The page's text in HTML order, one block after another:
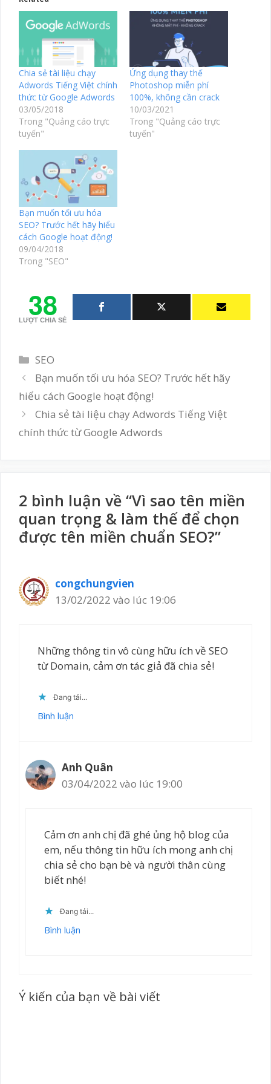
Chia sẻ tài liệu chạy
Adwords Tiếng Việt chính
thức từ Google Adwords
03/05/2018
Trong "Quảng cáo trực
tuyến"
Ứng dụng thay thế
Photoshop miễn phí
100%, không cần crack
10/03/2021
Trong "Quảng cáo trực
tuyến"
Bạn muốn tối ưu hóa
SEO? Trước hết hãy hiểu
cách Google hoạt động!
09/04/2018
Trong "SEO"
38
LƯỢT CHIA SẺ
Danh
mục
SEO
Bạn muốn tối ưu hóa SEO? Trước hết hãy
hiểu cách Google hoạt động!
Chia sẻ tài liệu chạy Adwords Tiếng Việt
chính thức từ Google Adwords
2 bình luận về “Vì sao tên miền
quan trọng & làm thế để chọn
được tên miền chuẩn SEO?”
congchungvien
13/02/2022 vào lúc 19:06
Những thông tin vô cùng hữu ích về SEO
từ Domain, cảm ơn tác giả đã chia sẻ!
Đang tải...
Bình luận
Anh Quân
03/04/2022 vào lúc 19:00
Cảm ơn anh chị đã ghé ủng hộ blog của
em, nếu thông tin hữu ích mong anh chị
chia sẻ cho bạn bè và người thân cùng
biết nhé!
Đang tải...
Bình luận
Ý kiến của bạn về bài viết